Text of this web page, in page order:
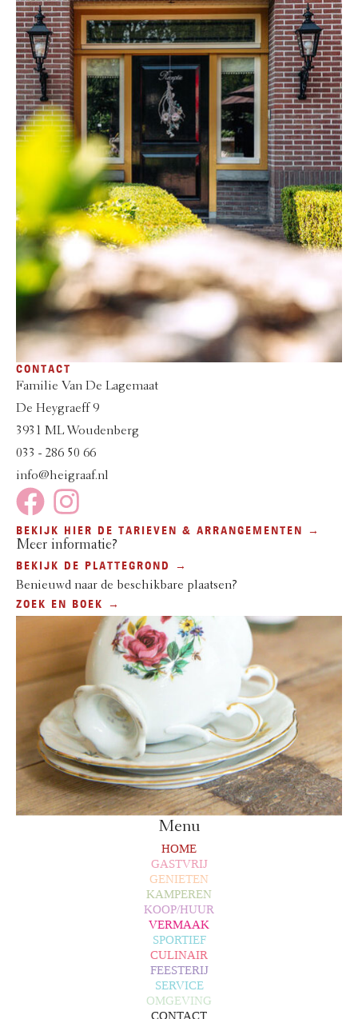
CONTACT
Familie Van De Lagemaat
De Heygraeff 9
3931 ML Woudenberg
033 - 286 50 66
info@heigraaf.nl
BEKIJK HIER DE TARIEVEN & ARRANGEMENTEN →
Meer informatie?
BEKIJK DE PLATTEGROND →
Benieuwd naar de beschikbare plaatsen?
ZOEK EN BOEK →
Menu
HOME
GASTVRIJ
GENIETEN
KAMPEREN
KOOP/HUUR
VERMAAK
SPORTIEF
CULINAIR
FEESTERIJ
SERVICE
OMGEVING
CONTACT